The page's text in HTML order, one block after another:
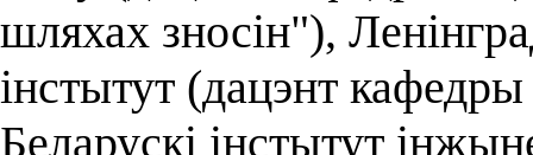
шляхах зносін"),
інстытут (дацэнт
Беларускі інстытут